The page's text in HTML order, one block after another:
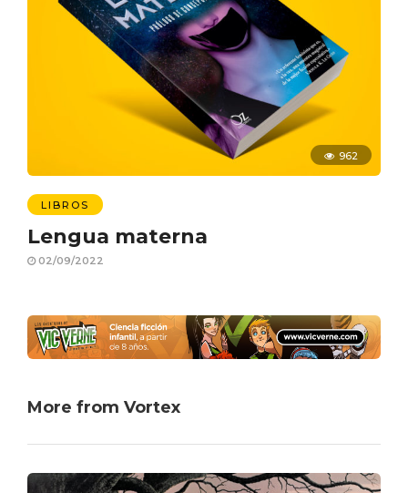
962
LIBROS
Lengua materna
02/09/2022
More from Vortex